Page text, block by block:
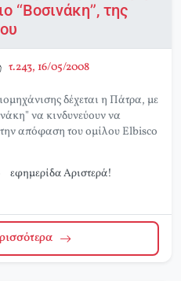
“Βοσινάκη”, της
τ.243, 16/05/2008
δέχεται η Πάτρα, με
να κινδυνεύουν να
απόφαση του ομίλου Elbisco
εφημερίδα Αριστερά!